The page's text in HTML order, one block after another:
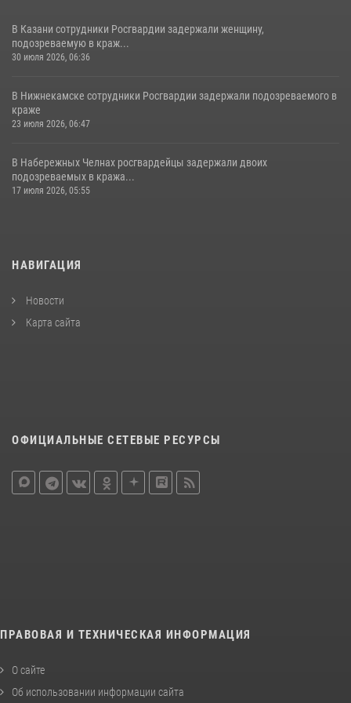
В Казани сотрудники Росгвардии задержали женщину,
подозреваемую в краж...
30 июля 2026, 06:36
В Нижнекамске сотрудники Росгвардии задержали подозреваемого в
краже
23 июля 2026, 06:47
В Набережных Челнах росгвардейцы задержали двоих
подозреваемых в кража...
17 июля 2026, 05:55
НАВИГАЦИЯ
Новости
Карта сайта
ОФИЦИАЛЬНЫЕ СЕТЕВЫЕ РЕСУРСЫ
ПРАВОВАЯ И ТЕХНИЧЕСКАЯ ИНФОРМАЦИЯ
О сайте
Об использовании информации сайта